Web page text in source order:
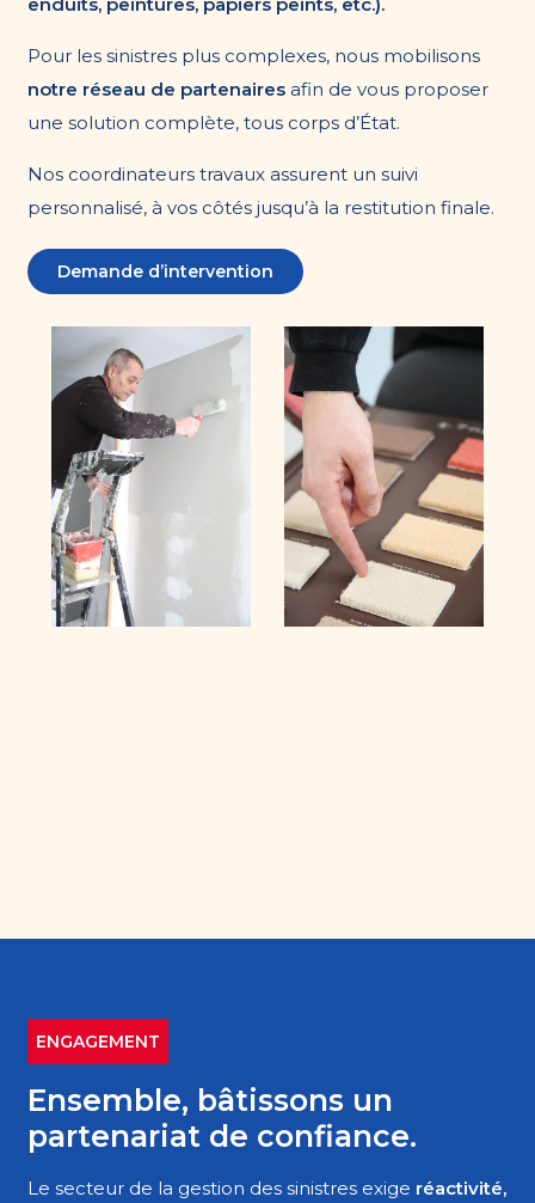
enduits, peintures, papiers peints, etc.).
Pour les sinistres plus complexes, nous mobilisons
notre réseau de partenairesafin de vous proposer
une solution complète, tous corps d’État.
Nos coordinateurs travaux assurent un suivi
personnalisé, à vos côtés jusqu’à la restitution finale.
Demande d’intervention
ENGAGEMENT
Ensemble, bâtissons un
partenariat de confiance.
Le secteur de la gestion des sinistres exige réactivité,